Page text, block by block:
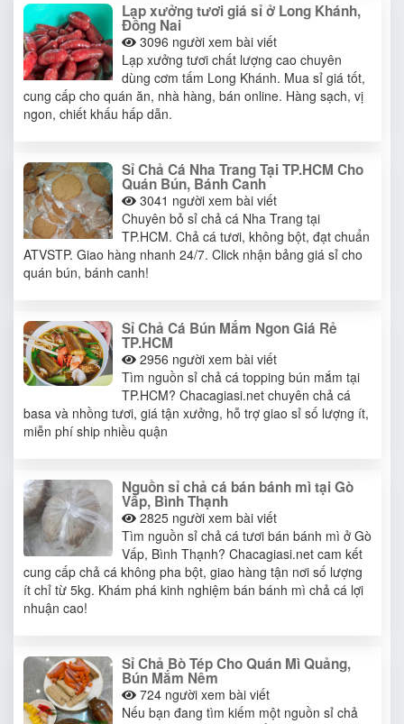
Lạp xưởng tươi giá sỉ ở Long Khánh,
Đồng Nai
3096 người xem bài viết
Lạp xưởng tươi chất lượng cao chuyên
dùng cơm tấm Long Khánh. Mua sỉ giá tốt,
cung cấp cho quán ăn, nhà hàng, bán online. Hàng sạch, vị
ngon, chiết khấu hấp dẫn.
Sỉ Chả Cá Nha Trang Tại TP.HCM Cho
Quán Bún, Bánh Canh
3041 người xem bài viết
Chuyên bỏ sỉ chả cá Nha Trang tại
TP.HCM. Chả cá tươi, không bột, đạt chuẩn
ATVSTP. Giao hàng nhanh 24/7. Click nhận bảng giá sỉ cho
quán bún, bánh canh!
Sỉ Chả Cá Bún Mắm Ngon Giá Rẻ
TP.HCM
2956 người xem bài viết
Tìm nguồn sỉ chả cá topping bún mắm tại
TP.HCM? Chacagiasi.net chuyên chả cá
basa và nhồng tươi, giá tận xưởng, hỗ trợ giao sỉ số lượng ít,
miễn phí ship nhiều quận
Nguồn sỉ chả cá bán bánh mì tại Gò
Vấp, Bình Thạnh
2825 người xem bài viết
Tìm nguồn sỉ chả cá tươi bán bánh mì ở Gò
Vấp, Bình Thạnh? Chacagiasi.net cam kết
cung cấp chả cá không pha bột, giao hàng tận nơi số lượng
ít chỉ từ 5kg. Khám phá kinh nghiệm bán bánh mì chả cá lợi
nhuận cao!
Sỉ Chả Bò Tép Cho Quán Mì Quảng,
Bún Mắm Nêm
724 người xem bài viết
Nếu bạn đang tìm kiếm một nguồn sỉ chả